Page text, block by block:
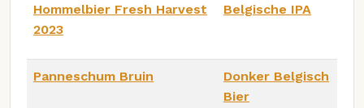
Hommelbier Fresh Harvest
2023
Belgische IPA
Panneschum Bruin
Donker Belgisch
Bier